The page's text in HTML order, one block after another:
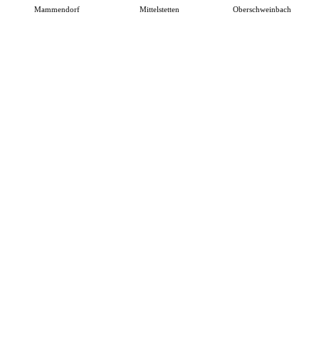
Mammendorf Mittelstetten Oberschweinbach